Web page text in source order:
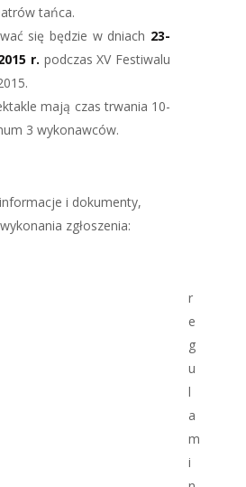
tańca.
się będzie w dniach 23-
r. podczas XV Festiwalu
mają czas trwania 10-
3 wykonawców.
i dokumenty,
zgłoszenia:
r
e
g
u
l
a
m
i